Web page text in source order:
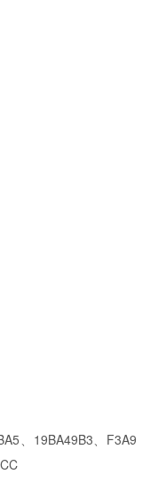
、19BA49B3、F3A9